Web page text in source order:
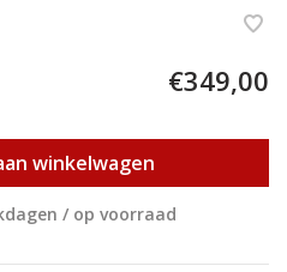
€349,00
winkelwagen
/ op voorraad